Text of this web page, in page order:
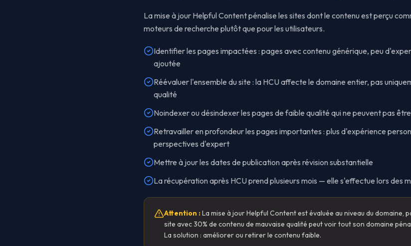
La mise à jour Helpful Content pénalise les sites dont le contenu est perçu
moteurs de recherche plutôt que pour les utilisateurs.
Identifier les pages impactées : pages avec contenu générique, peu
ajoutée
Réévaluer l'ensemble du site : la HCU affecte le domaine entier, pas
qualité
Noindexer ou désindexer les pages de faible qualité qui ne peuvent pas
Retravailler en profondeur les pages importantes : plus d'expérience
perspectives d'expert
Mettre à jour les dates de publication après révision substantielle
La récupération après HCU prend plusieurs mois — elle s'effectue lors des
Attention :La mise à jour Helpful Content est évaluée au niveau du domaine,
site avec 30% de contenu de mauvaise qualité peut voir tout son domaine
La solution : améliorer ou retirer le contenu faible.